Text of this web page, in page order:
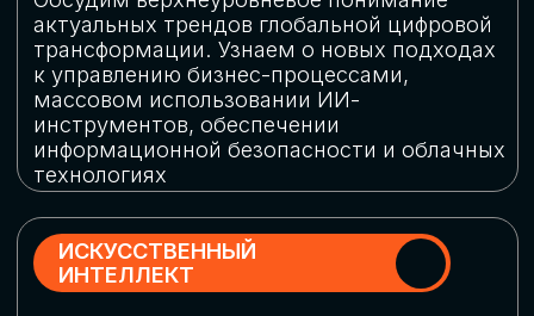
Выясним, как в наши дни уверенно
защищать свой бизнес от киберугроз
Узнаем, в каких отраслях ИИ
«материализуется», какие роботы
решают сложные бизнес-задачи, а где
только обсуждают концепции
роботизации и потенциальные бюджеты
на тестирование образцов